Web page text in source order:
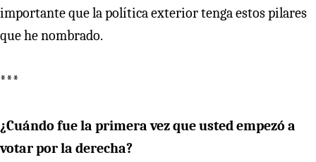
importante que la política exterior tenga estos pilares
que he nombrado.
***
¿Cuándo fue la primera vez que usted empezó a
votar por la derecha?